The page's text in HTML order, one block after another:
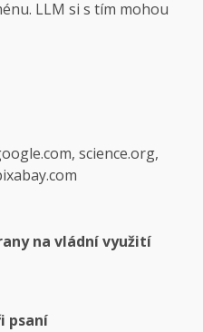
LLM si s tím mohou
science.org,
na vládní využití
psaní